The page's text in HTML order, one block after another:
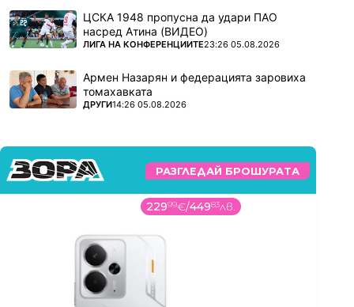
ЦСКА 1948 пропусна да удари ПАО
насред Атина (ВИДЕО)
ПОВЕЧЕ ОТ
ЛИГА НА КОНФЕРЕНЦИИТЕ23:26 05.08.2026
Армен Назарян и федерацията заровиха
томахавката
ПОВЕЧЕ ОТ
ДРУГИ14:26 05.08.2026
РАЗГЛЕДАЙ БРОШУРАТА
22999€/44983лв.